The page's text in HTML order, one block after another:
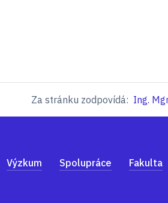
Za stránku zodpovídá: Ing.
Výzkum Spolupráce Fakulta